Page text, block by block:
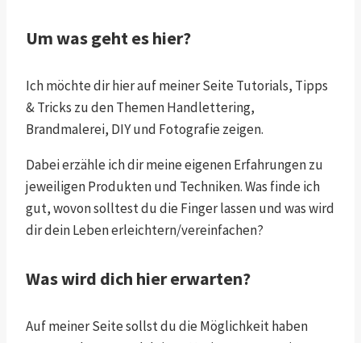
Um was geht es hier?
Ich möchte dir hier auf meiner Seite Tutorials, Tipps
& Tricks zu den Themen Handlettering,
Brandmalerei, DIY und Fotografie zeigen.
Dabei erzähle ich dir meine eigenen Erfahrungen zu
jeweiligen Produkten und Techniken. Was finde ich
gut, wovon solltest du die Finger lassen und was wird
dir dein Leben erleichtern/vereinfachen?
Was wird dich hier erwarten?
Auf meiner Seite sollst du die Möglichkeit haben